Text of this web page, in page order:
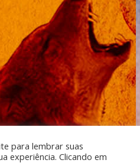
para lembrar suas
experiência. Clicando em